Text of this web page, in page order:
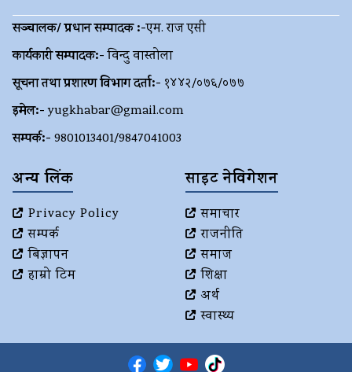
सञ्चालक/ प्रधान सम्पादक :-एम. राज एसी
कार्यकारी सम्पादक:-विन्दु वास्तोला
सूचना तथा प्रशारण विभाग दर्ता:- १४४२/०७६/०७७
इमेल:- yugkhabar@gmail.com
सम्पर्क:- 9801013401/9847041003
अन्य लिंक
Privacy Policy
सम्पर्क
बिज्ञापन
हाम्रो टिम
साइट नेविगेशन
समाचार
राजनीति
समाज
शिक्षा
अर्थ
स्वास्थ्य